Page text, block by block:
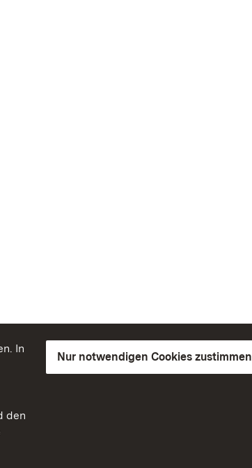
In
den
Nur notwendigen Cookies zustimmen